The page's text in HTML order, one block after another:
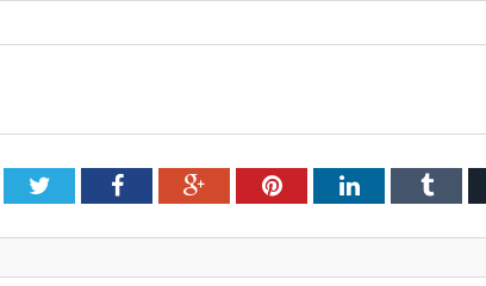
TwitterFacebookGoogle+PinterestLinkedIn